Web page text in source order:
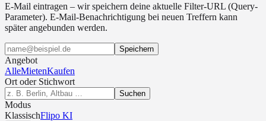
E-Mail eintragen – wir speichern deine aktuelle Filter-URL (Query-
Parameter). E-Mail-Benachrichtigung bei neuen Treffern kann
später angebunden werden.
Speichern
Angebot
AlleMietenKaufen
Ort oder Stichwort
Suchen
Modus
KlassischFlipo KI